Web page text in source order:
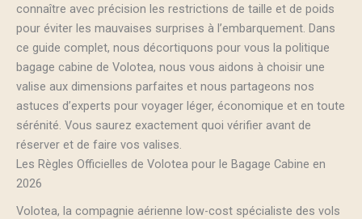
connaître avec précision les restrictions de taille et de poids
pour éviter les mauvaises surprises à l’embarquement. Dans
ce guide complet, nous décortiquons pour vous la politique
bagage cabine de Volotea, nous vous aidons à choisir une
valise aux dimensions parfaites et nous partageons nos
astuces d’experts pour voyager léger, économique et en toute
sérénité. Vous saurez exactement quoi vérifier avant de
réserver et de faire vos valises.
Les Règles Officielles de Volotea pour le Bagage Cabine en
2026
Volotea, la compagnie aérienne low-cost spécialiste des vols